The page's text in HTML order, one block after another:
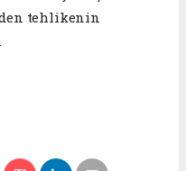
tehlikenin